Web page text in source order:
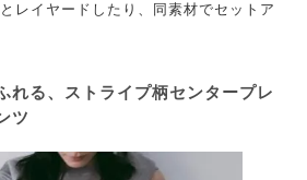
レイヤードしたり、同素材でセットア
れる、ストライプ柄センタープレ
ツ